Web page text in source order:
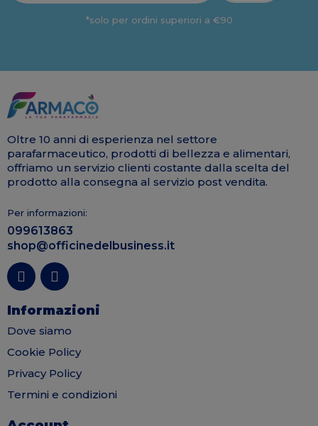
*solo per ordini superiori a €90
Oltre 10 anni di esperienza nel settore
parafarmaceutico, prodotti di bellezza e alimentari,
offriamo un servizio clienti costante dalla scelta del
prodotto alla consegna al servizio post vendita.
Per informazioni:
099613863
shop@officinedelbusiness.it
Informazioni
Dove siamo
Cookie Policy
Privacy Policy
Termini e condizioni